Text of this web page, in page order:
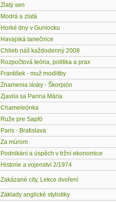
Zlatý sen
Modrá a zlatá
Horké dny v Gunlocku
Havajská tanečnice
Chlieb náš každodenný 2008
Rozpočtová teória, politika a prax
František - muž modlitby
Znamenia lásky - Škorpión
Zjavila sa Panna Mária
Chameleónka
Ruže pre Sapfó
Paris - Bratislava
Za múrom
Podnikání a úspěch v tržní ekonomice
Historie a vojenství 2/1974
Zakázané city, Lekce dvoření
Základy anglické stylistiky